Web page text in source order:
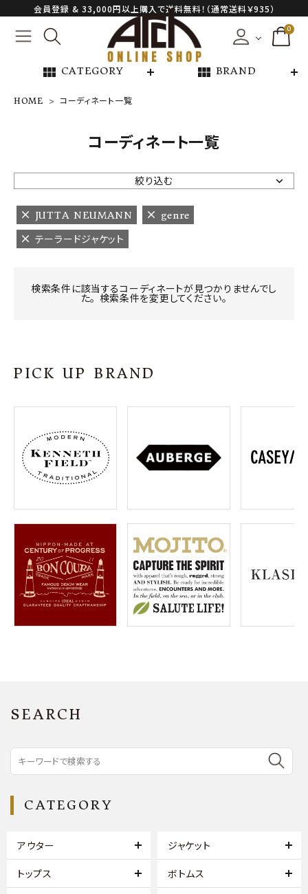
会員登録 & 33,000円以上購入で送料無料！（通常送料￥935）
0
view_module CATEGORY view_module BRAND
NEW ARRIVAL
ARCH EXCLUSIVE
BRAND
CATEGORY
プライバシーポリシー
特定商取引法について
お問い合わせ
OFFICIAL WEB SITE
meeting_room ログイン 会員登録
HOME コーディネート一覧
コーディネート一覧
絞り込む
JUTTA NEUMANN
genre
テーラードジャケット
検索条件に該当するコーディネートが見つかりませんでし
た。 検索条件を変更してください。
PICK UP BRAND
SEARCH
CATEGORY
アウター ジャケット
トップス ボトムス